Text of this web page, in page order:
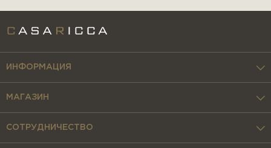
ИНФОРМАЦИЯ
МАГАЗИН
СОТРУДНИЧЕСТВО